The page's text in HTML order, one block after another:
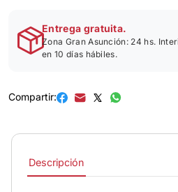
Entrega gratuita.
Zona Gran Asunción: 24 hs.
en 10 días hábiles.
Compartir:
Descripción